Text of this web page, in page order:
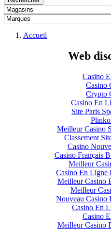
Accueil
Web
Casino
Casino
Crypto
Casino En
Site Paris
Meilleur Casino
Classement
Casino
Casino Français
Meilleur
Casino En Ligne
Meilleur Casino
Meilleur
Nouveau Casino
Casino En
Casino
Meilleur Casino